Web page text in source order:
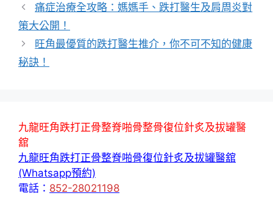
痛症治療全攻略：媽媽手、跌打醫生及肩周炎對
策大公開！
旺角最優質的跌打醫生推介，你不可不知的健康
秘訣！
九龍旺角跌打正骨整脊啪骨整骨復位針炙及拔罐醫
舘
九龍旺角跌打正骨整脊啪骨復位針炙及拔罐醫舘
(Whatsapp預約)
電話： 852-28021198